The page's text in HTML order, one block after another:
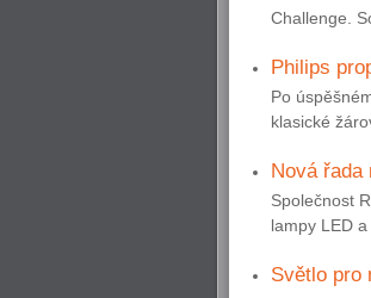
Challenge.
Philips
Po
klasické
Nová řada
Společnost
lampy LED
Světlo pro